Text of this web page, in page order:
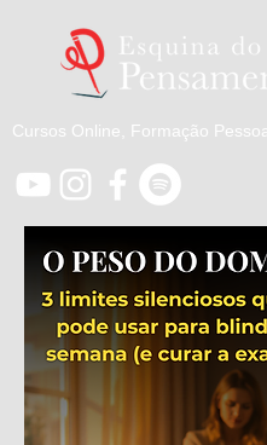
Cursos Online, Formação